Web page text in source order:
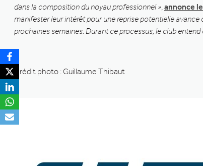
dans la composition du noyau professionnel »,annonce
manifester leur intérêt pour une reprise potentielle
prochaines semaines. Durant ce processus, le club
Crédit photo : Guillaume Thibaut